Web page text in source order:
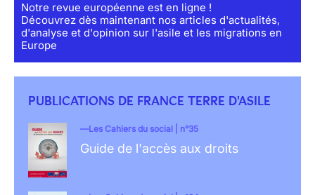
Notre revue européenne est en ligne !
Découvrez dès maintenant nos articles d'actualités,
d'analyse et d'opinion sur l'asile et les migrations en
Europe
PUBLICATIONS DE FRANCE TERRE D'ASILE
Les Cahiers du social | n°35
Guide de l'accès aux droits